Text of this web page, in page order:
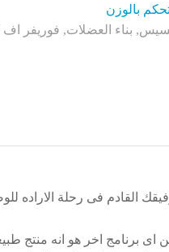
رغبات
بالوزن
, بناء العضلات, فوريفر اف 15